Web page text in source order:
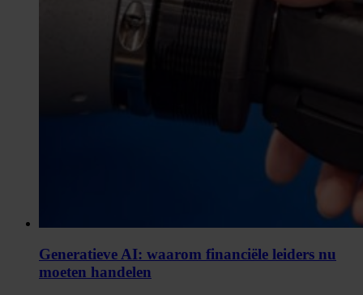
Generatieve AI: waarom financiële leiders nu
moeten handelen